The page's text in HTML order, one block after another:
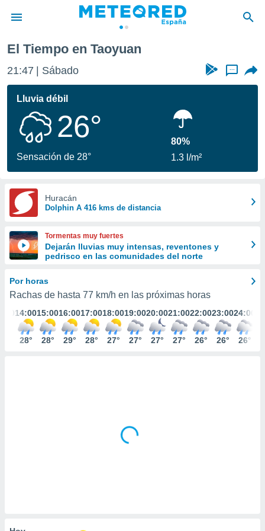
de
por
se
calidad.
a este
las
y
forma
digital
basada
permite
seguir
ACEPTAR
El Tiempo en Taoyuan
21:47 Sábado ...
Lluvia débil
26°
Sensación de 28°
80%
1.3 l/m²
Huracán
Dolphin A 416 kms de distancia
Tormentas muy fuertes
Dejarán lluvias muy intensas, reventones y
pedrisco en las comunidades del norte
Por horas
Rachas de hasta 77 km/h en las próximas horas
14:00
28°
15:00
28°
16:00
29°
17:00
28°
18:00
27°
19:00
27°
20:00
27°
21:00
27°
22:00
26°
23:00
26°
24:00
26°